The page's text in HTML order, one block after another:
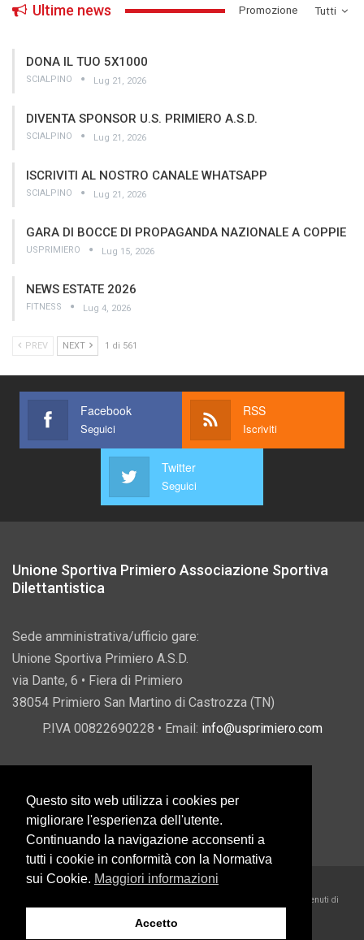
Tutti
Ultime news ­Promozione
DONA IL TUO 5X1000
SCIALPINO Lug 21, 2026
DIVENTA SPONSOR U.S. PRIMIERO A.S.D.
SCIALPINO Lug 21, 2026
ISCRIVITI AL NOSTRO CANALE WHATSAPP
SCIALPINO Lug 21, 2026
GARA DI BOCCE DI PROPAGANDA NAZIONALE A COPPIE
USPRIMIERO Lug 15, 2026
NEWS ESTATE 2026
FITNESS Lug 4, 2026
PREV NEXT 1 di 561
Facebook
Seguici
RSS
Iscriviti
Twitter
Seguici
Unione Sportiva Primiero Associazione Sportiva
Dilettantistica
Sede amministrativa/ufficio gare:
Unione Sportiva Primiero A.S.D.
via Dante, 6 • Fiera di Primiero
38054 Primiero San Martino di Castrozza (TN)
P.IVA 00822690228 • Email: info@usprimiero.com
Vantaggi da Pubblica Amministrazione
Eccetto dove diversamente specificato, i contenuti di
Questo sito web utilizza i cookies per
migliorare l'esperienza dell'utente.
Continuando la navigazione acconsenti a
tutti i cookie in conformità con la Normativa
sui Cookie. Maggiori informazioni
Accetto